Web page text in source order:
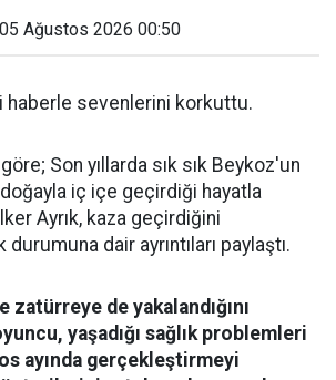
05 Ağustos 2026 00:50
haberle sevenlerini korkuttu.
Son yıllarda sık sık Beykoz'un
iç içe geçirdiği hayatla
Ayrık, kaza geçirdiğini
durumuna dair ayrıntıları paylaştı.
zatürreye de yakalandığını
yaşadığı sağlık problemleri
ayında gerçekleştirmeyi